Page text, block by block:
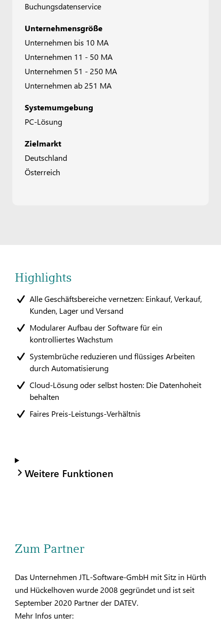
Highlights
Alle Geschäftsbereiche vernetzen: Einkauf, Verkauf,
Kunden, Lager und Versand
Modularer Aufbau der Software für ein
kontrolliertes Wachstum
Systembrüche reduzieren und flüssiges Arbeiten
durch Automatisierung
Cloud-Lösung oder selbst hosten: Die Datenhoheit
behalten
Faires Preis-Leistungs-Verhältnis
Weitere Funktionen
Zum Partner
Das Unternehmen JTL-Software-GmbH mit Sitz in Hürth
und Hückelhoven wurde 2008 gegründet und ist seit
September 2020 Partner der DATEV.
Mehr Infos unter:
Buchungsdatenservice
Unternehmensgröße
Unternehmen bis 10 MA
Unternehmen 11 - 50 MA
Unternehmen 51 - 250 MA
Unternehmen ab 251 MA
Systemumgebung
PC-Lösung
Zielmarkt
Deutschland
Österreich